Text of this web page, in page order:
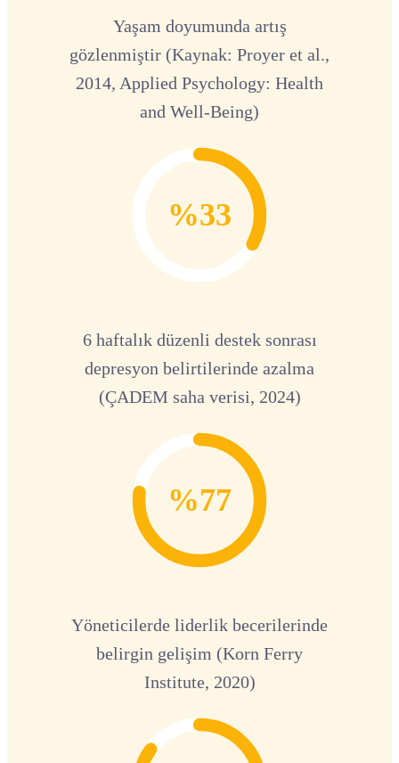
Yaşam doyumunda artış
gözlenmiştir (Kaynak: Proyer et al.,
2014, Applied Psychology: Health
and Well-Being)
%33
6 haftalık düzenli destek sonrası
depresyon belirtilerinde azalma
(ÇADEM saha verisi, 2024)
%77
Yöneticilerde liderlik becerilerinde
belirgin gelişim (Korn Ferry
Institute, 2020)